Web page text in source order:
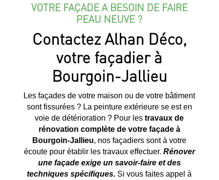
VOTRE FAÇADE A BESOIN DE FAIRE
PEAU NEUVE ?
Contactez Alhan Déco,
votre façadier à
Bourgoin-Jallieu
Les façades de votre maison ou de votre bâtiment
sont fissurées ? La peinture extérieure se est en
voie de détérioration ? Pour lestravaux de
rénovation complète de votre façade à
Bourgoin-Jallieu, nos façadiers sont à votre
écoute pour établir les travaux effectuer. Rénover
une façade exige un savoir-faire et des
techniques spécifiques. Si vous faites appel à